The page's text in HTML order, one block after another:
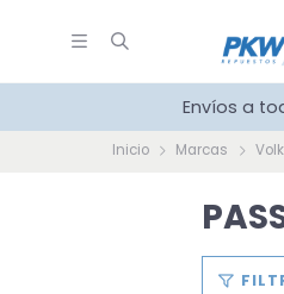
Envíos a
Inicio Marcas